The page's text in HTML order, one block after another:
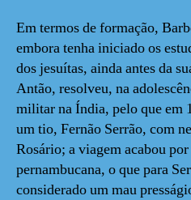
Em termos de formação,
embora tenha iniciado os
dos jesuítas, ainda antes da
Antão, resolveu, na
militar na Índia, pelo que em
um tio, Fernão Serrão, com
Rosário; a viagem acabou
pernambucana, o que para
considerado um mau